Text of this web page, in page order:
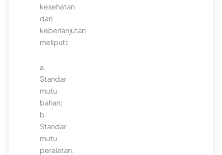
kesehatan
dan
keberlanjutan
meliputi:
a.
Standar
mutu
bahan;
b.
Standar
mutu
peralatan;